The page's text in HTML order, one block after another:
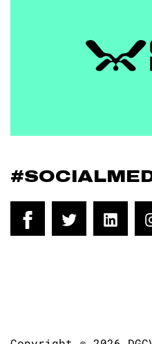
FacebookTwitter